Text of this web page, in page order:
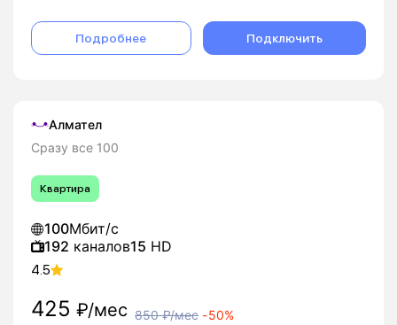
Подробнее Подключить
Алмател
Сразу все 100
Квартира
100Мбит/с
192 каналов15 HD
4.5
425 ₽/мес 850₽/мес -50%